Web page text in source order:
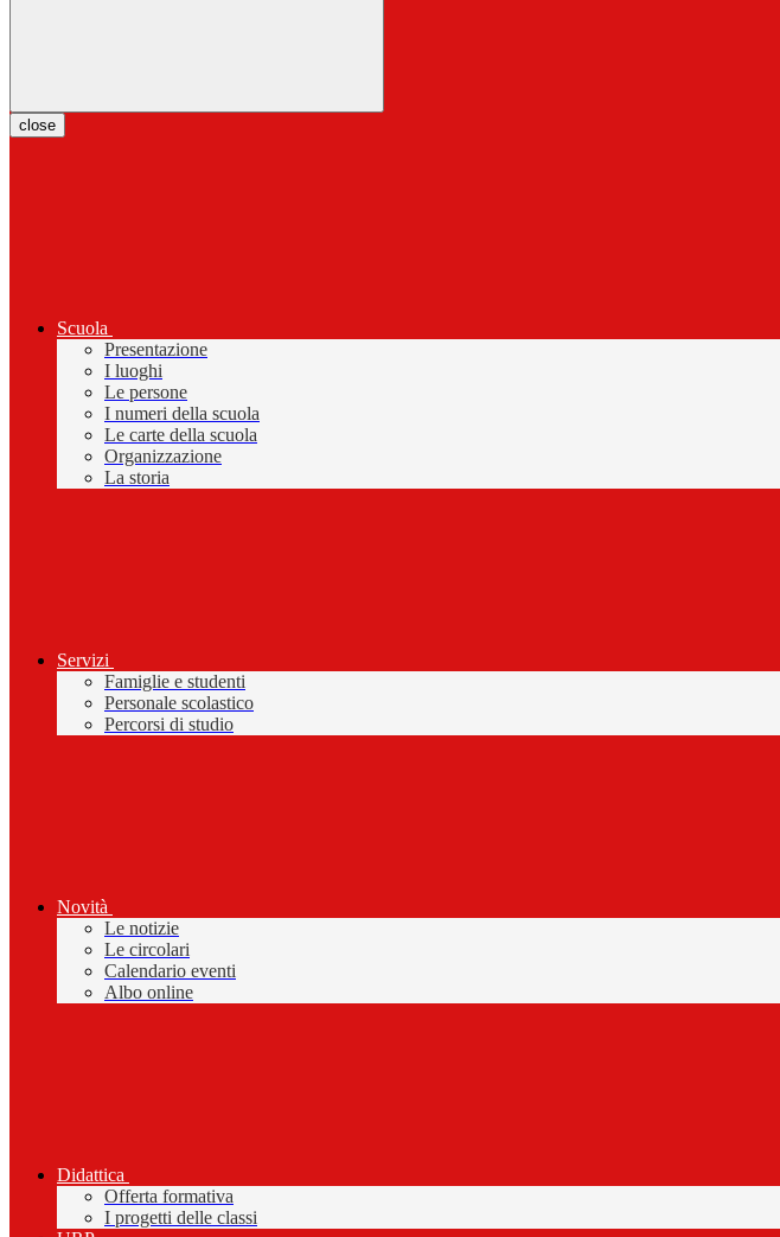
close
Scuola
Presentazione
I luoghi
Le persone
I numeri della scuola
Le carte della scuola
Organizzazione
La storia
Servizi
Famiglie e studenti
Personale scolastico
Percorsi di studio
Novità
Le notizie
Le circolari
Calendario eventi
Albo online
Didattica
Offerta formativa
I progetti delle classi